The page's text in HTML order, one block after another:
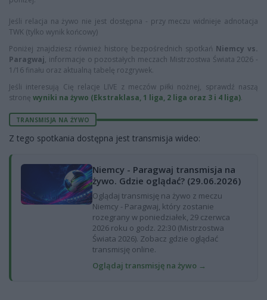
Jeśli relacja na żywo nie jest dostępna - przy meczu widnieje adnotacja
TWK (tylko wynik końcowy)
Poniżej znajdziesz również historę bezpośrednich spotkań Niemcy vs.
Paragwaj, informacje o pozostałych meczach Mistrzostwa Świata 2026 -
1/16 finału oraz aktualną tabelę rozgrywek.
Jeśli interesują Cię relacje LIVE z meczów piłki nożnej, sprawdź naszą
stronę wyniki na żywo (Ekstraklasa, 1 liga, 2 liga oraz 3 i 4 liga).
TRANSMISJA NA ŻYWO
Z tego spotkania dostępna jest transmisja wideo:
Niemcy - Paragwaj transmisja na
żywo. Gdzie oglądać? (29.06.2026)
Oglądaj transmisję na żywo z meczu
Niemcy - Paragwaj, który zostanie
rozegrany w poniedziałek, 29 czerwca
2026 roku o godz. 22:30 (Mistrzostwa
Świata 2026). Zobacz gdzie oglądać
transmisję online.
Oglądaj transmisję na żywo →